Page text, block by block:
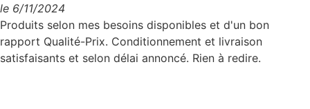
le 6/11/2024
Produits selon mes besoins disponibles et d'un bon
rapport Qualité-Prix. Conditionnement et livraison
satisfaisants et selon délai annoncé. Rien à redire.